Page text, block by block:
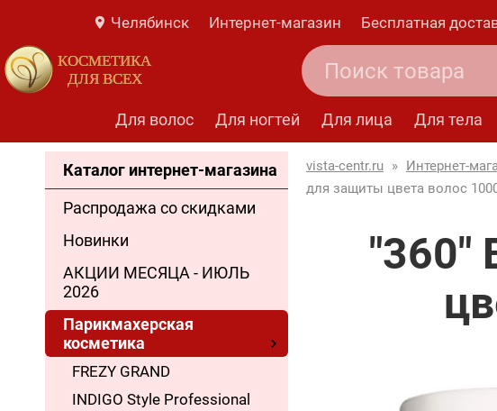
Челябинск Интернет-магазин Бесплатная
КОСМЕТИКА
ДЛЯ ВСЕХ
Для волос Для ногтей Для лица Для тела
Каталог интернет-магазина
Распродажа со скидками
Новинки
АКЦИИ МЕСЯЦА - ИЮЛЬ
2026
Парикмахерская
косметика
FREZY GRAND
INDIGO Style Professional
vista-centr.ru » Интернет-
для защиты цвета волос
"360"